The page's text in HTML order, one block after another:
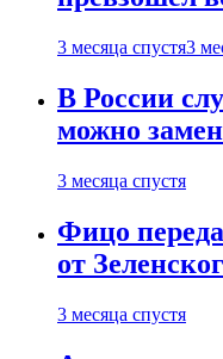
3 месяца спустя3
В России
можно
3 месяца спустя
Фицо
от
3 месяца спустя